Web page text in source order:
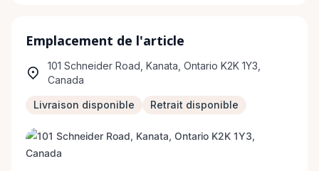
Emplacement de l'article
101 Schneider Road, Kanata, Ontario K2K 1Y3,
Canada
Livraison disponible Retrait disponible